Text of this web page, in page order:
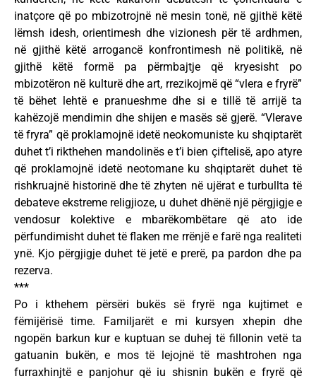
inatçore që po mbizotrojnë në mesin tonë, në gjithë këtë
lëmsh idesh, orientimesh dhe vizionesh për të ardhmen,
në gjithë këtë arrogancë konfrontimesh në politikë, në
gjithë këtë formë pa përmbajtje që kryesisht po
mbizotëron në kulturë dhe art, rrezikojmë që “vlera e fryrë”
të bëhet lehtë e pranueshme dhe si e tillë të arrijë ta
kahëzojë mendimin dhe shijen e masës së gjerë. “Vlerave
të fryra” që proklamojnë idetë neokomuniste ku shqiptarët
duhet t’i rikthehen mandolinës e t’i bien çiftelisë, apo atyre
që proklamojnë idetë neotomane ku shqiptarët duhet të
rishkruajnë historinë dhe të zhyten në ujërat e turbullta të
debateve ekstreme religjioze, u duhet dhënë një përgjigje e
vendosur kolektive e mbarëkombëtare që ato ide
përfundimisht duhet të flaken me rrënjë e farë nga realiteti
ynë. Kjo përgjigje duhet të jetë e prerë, pa pardon dhe pa
rezerva.
***
Po i kthehem përsëri bukës së fryrë nga kujtimet e
fëmijërisë time. Familjarët e mi kursyen xhepin dhe
ngopën barkun kur e kuptuan se duhej të fillonin vetë ta
gatuanin bukën, e mos të lejojnë të mashtrohen nga
furraxhinjtë e panjohur që iu shisnin bukën e fryrë që